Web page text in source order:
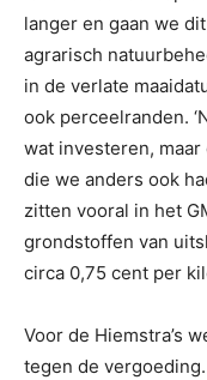
langer en gaan we
agrarisch
in de verlate
ook perceelranden.
wat investeren,
die we anders ook
zitten vooral in het
grondstoffen van
circa 0,75 cent per
Voor de Hiemstra’s
tegen de